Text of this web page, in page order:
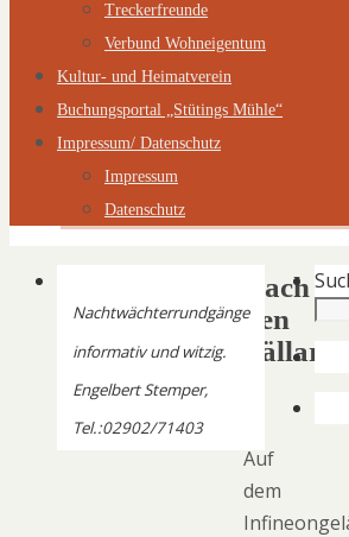
Treckerfreunde
Verbund Wohneigentum
Kultur- und Heimatverein
Buchungsportal „Stütings Mühle“
Impressum/ Datenschutz
Impressum
Datenschutz
Nach
den
Auf
dem
Nachtwächterrundgänge
informativ und witzig.
Engelbert Stemper,
Tel.:02902/71403